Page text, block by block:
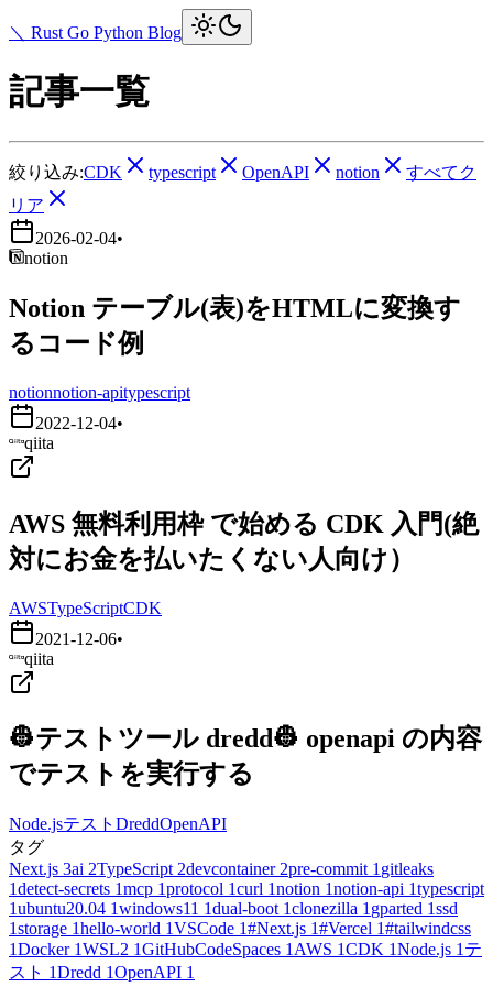
＼ Rust Go Python Blog
記事一覧
絞り込み:CDK typescript OpenAPI notion
すべてク
リア
2026-02-04•
notion
Notion テーブル(表)をHTMLに変換す
るコード例
notionnotion-apitypescript
2022-12-04•
qiita
AWS 無料利用枠 で始める CDK 入門(絶
対にお金を払いたくない人向け）
AWSTypeScriptCDK
2021-12-06•
qiita
👷テストツール dredd👷 openapi の内容
でテストを実行する
Node.jsテスト DreddOpenAPI
タグ
Next.js 3ai 2TypeScript 2devcontainer 2pre-commit 1 gitleaks
1detect-secrets 1mcp 1protocol 1curl 1notion 1notion-api 1typescript
1ubuntu20.04 1windows11 1dual-boot 1clonezilla 1 gparted 1ssd
1storage 1hello-world 1VSCode 1#Next.js 1#Vercel 1#tailwindcss
1Docker 1WSL2 1GitHubCodeSpaces 1 AWS 1CDK 1Node.js 1 テ
スト 1Dredd 1OpenAPI 1